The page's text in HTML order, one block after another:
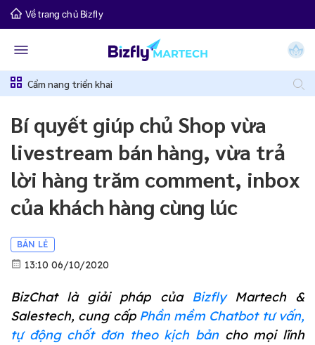
Về trang chủ Bizfly
Cẩm nang triển khai
Bí quyết giúp chủ Shop vừa
livestream bán hàng, vừa trả
lời hàng trăm comment, inbox
của khách hàng cùng lúc
BÁN LẺ
13:10 06/10/2020
BizChat là giải pháp của BizflyMartech &
Salestech, cung cấp Phần mềm Chatbot tư vấn,
tự động chốt đơn theo kịch bảncho mọi lĩnh